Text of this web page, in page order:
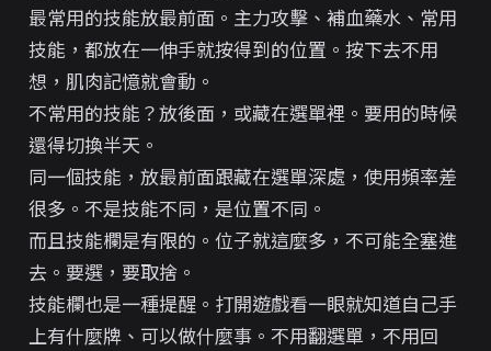
最常用的技能放最前面。主力攻擊、補血藥水、常用
技能，都放在一伸手就按得到的位置。按下去不用
想，肌肉記憶就會動。
不常用的技能？放後面，或藏在選單裡。要用的時候
還得切換半天。
同一個技能，放最前面跟藏在選單深處，使用頻率差
很多。不是技能不同，是位置不同。
而且技能欄是有限的。位子就這麼多，不可能全塞進
去。要選，要取捨。
技能欄也是一種提醒。打開遊戲看一眼就知道自己手
上有什麼牌、可以做什麼事。不用翻選單，不用回